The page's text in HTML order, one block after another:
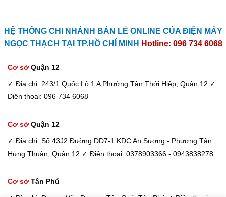
HỆ THỐNG CHI NHÁNH BÁN LẺ ONLINE CỦA ĐIỆN MÁY
NGỌC THẠCH TẠI TP.HỒ CHÍ MINH Hotline: 096 734 6068
Cơ sở Quận 12
✓ Địa chỉ: 243/1 Quốc Lộ 1 A Phường Tân Thới Hiệp, Quận 12 ✓
Điện thoại: 096 734 6068
Cơ sở Quận 12
✓ Địa chỉ: Số 43J2 Đường DD7-1 KDC An Sương - Phương Tân
Hưng Thuận, Quận 12 ✓ Điện thoại: 0378903366 - 0943838278
Cơ sở Tân Phú